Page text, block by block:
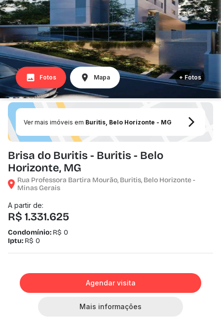
Fotos Mapa + Fotos
Ver mais imóveis em Buritis, Belo Horizonte - MG
Brisa do Buritis - Buritis - Belo
Horizonte, MG
Rua Professora Bartira Mourão, Buritis, Belo Horizonte -
Minas Gerais
A partir de:
R$ 1.331.625
Condomínio: R$ 0
Iptu: R$ 0
Agendar visita
Mais informações